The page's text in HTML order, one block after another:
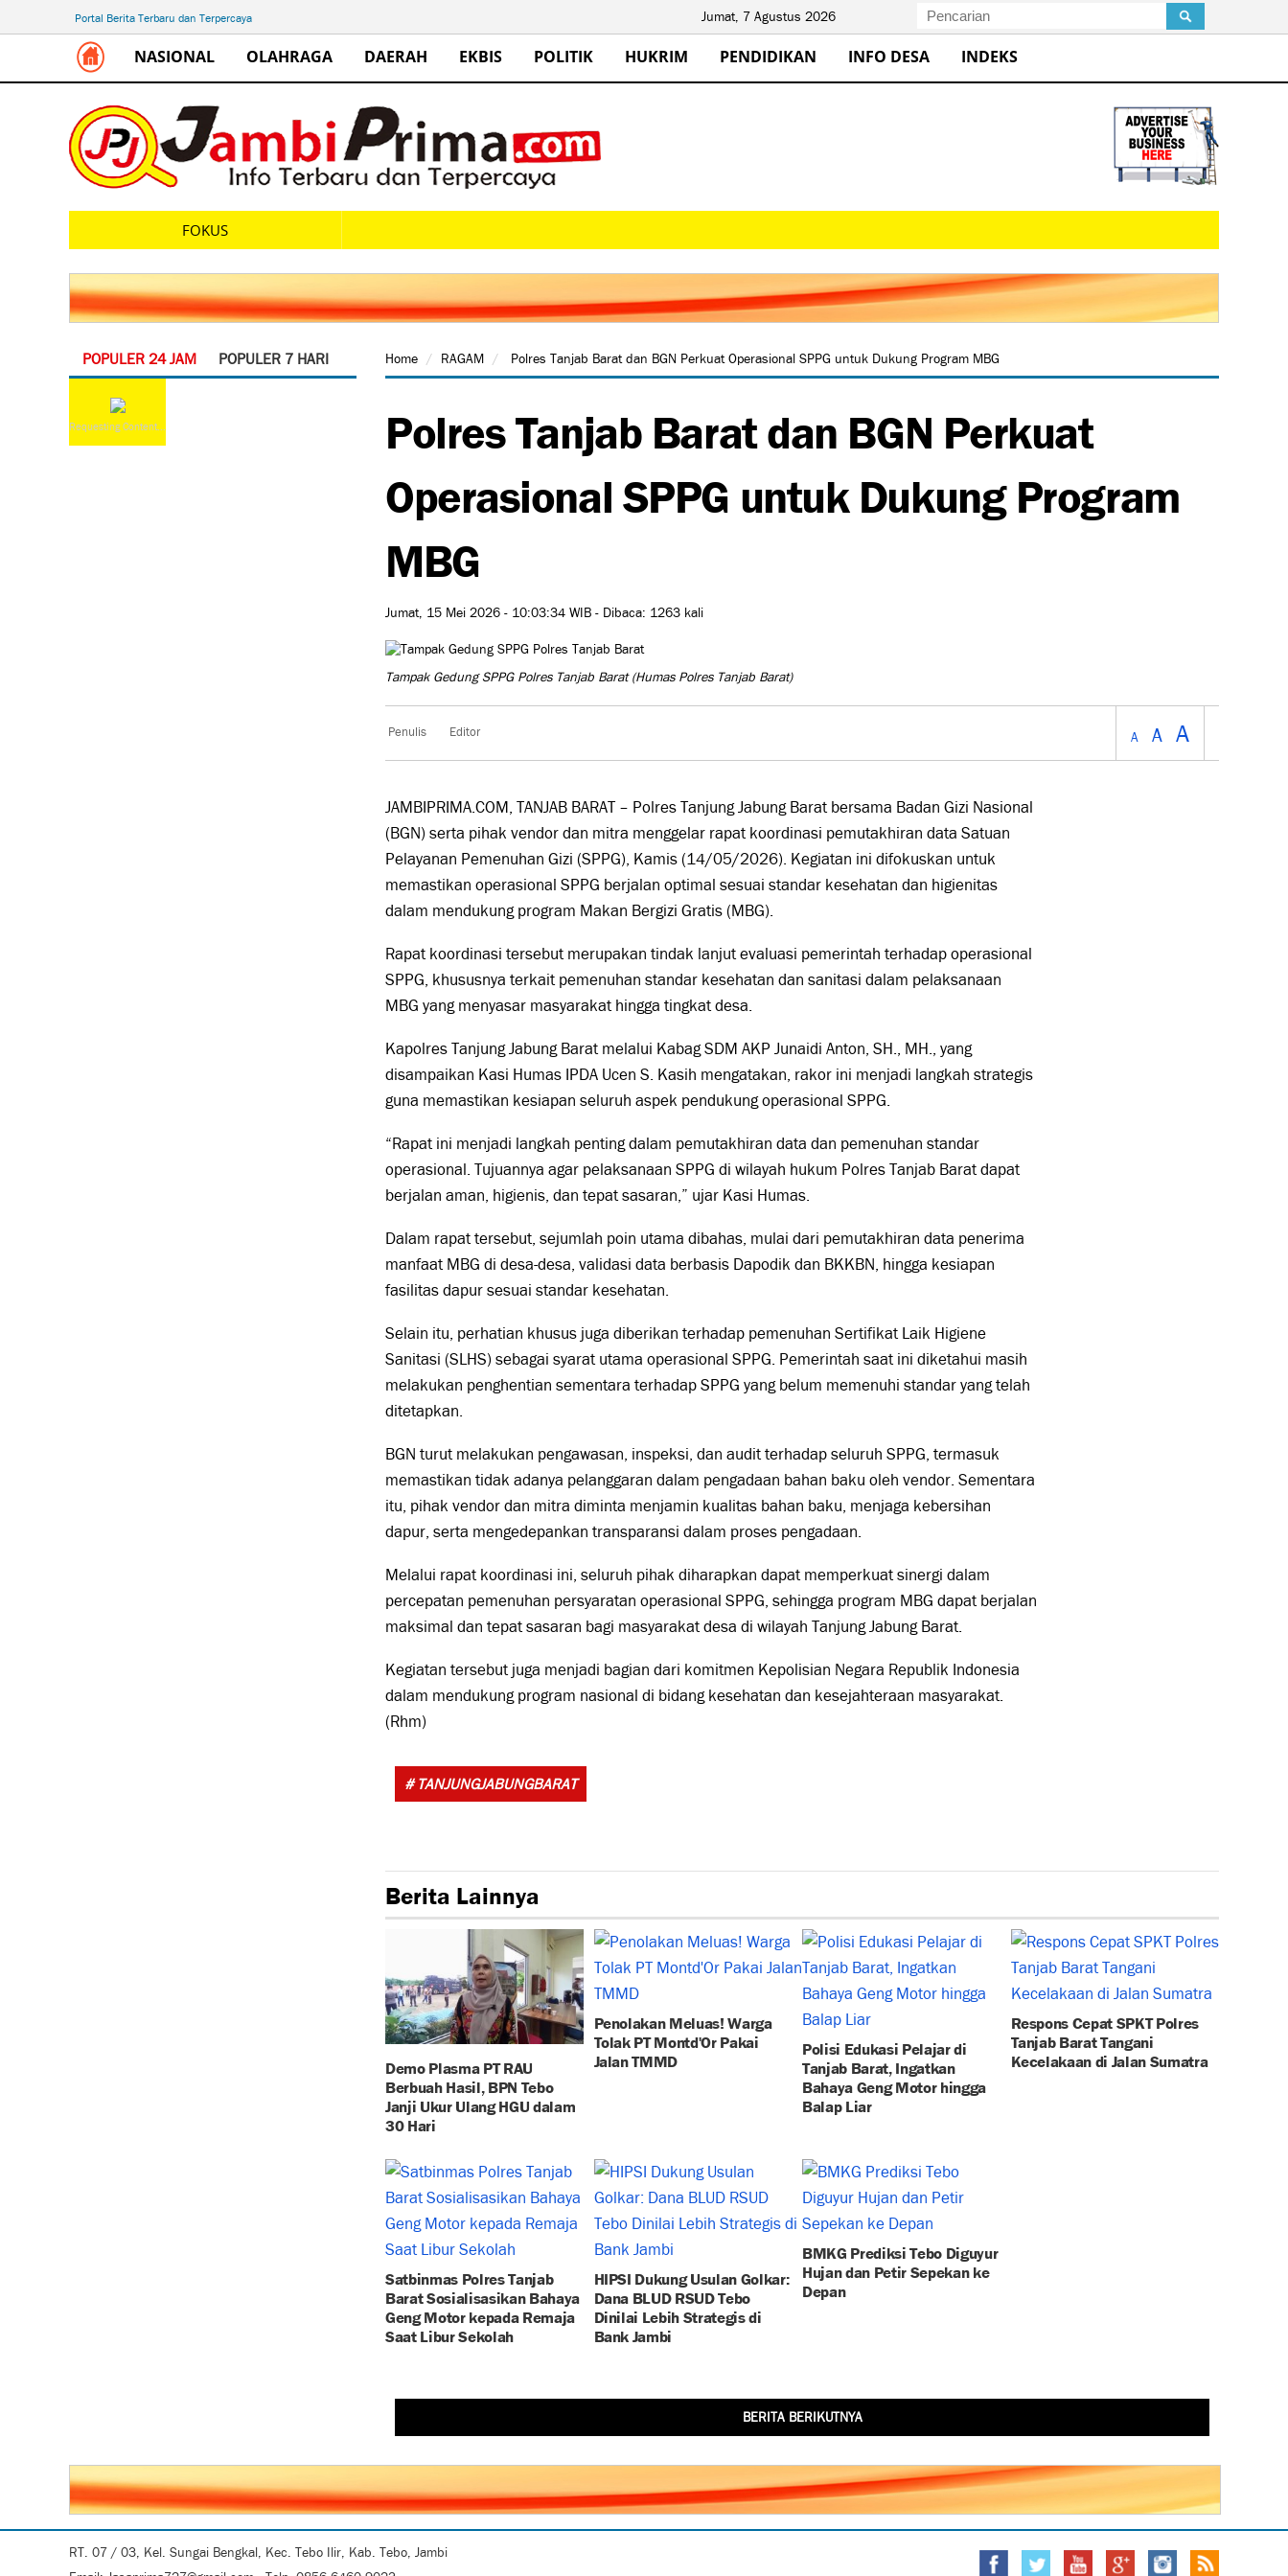
Portal Berita Terbaru dan Terpercaya Jumat, 7 Agustus 2026
NASIONAL OLAHRAGA DAERAH EKBIS POLITIK HUKRIM PENDIDIKAN INFO DESA INDEKS
FOKUS
POPULER 24 JAM POPULER 7 HARI
Requesting Content...
Home RAGAM Polres Tanjab Barat dan BGN Perkuat Operasional SPPG untuk Dukung Program MBG
Polres Tanjab Barat dan BGN Perkuat
Operasional SPPG untuk Dukung Program
MBG
Jumat, 15 Mei 2026 - 10:03:34 WIB - Dibaca: 1263 kali
Tampak Gedung SPPG Polres Tanjab Barat(Humas Polres Tanjab Barat)
Penulis Editor A A A
JAMBIPRIMA.COM, TANJAB BARAT – Polres Tanjung Jabung Barat bersama Badan Gizi Nasional
(BGN) serta pihak vendor dan mitra menggelar rapat koordinasi pemutakhiran data Satuan
Pelayanan Pemenuhan Gizi (SPPG), Kamis (14/05/2026). Kegiatan ini difokuskan untuk
memastikan operasional SPPG berjalan optimal sesuai standar kesehatan dan higienitas
dalam mendukung program Makan Bergizi Gratis (MBG).
Rapat koordinasi tersebut merupakan tindak lanjut evaluasi pemerintah terhadap operasional
SPPG, khususnya terkait pemenuhan standar kesehatan dan sanitasi dalam pelaksanaan
MBG yang menyasar masyarakat hingga tingkat desa.
Kapolres Tanjung Jabung Barat melalui Kabag SDM AKP Junaidi Anton, SH., MH., yang
disampaikan Kasi Humas IPDA Ucen S. Kasih mengatakan, rakor ini menjadi langkah strategis
guna memastikan kesiapan seluruh aspek pendukung operasional SPPG.
“Rapat ini menjadi langkah penting dalam pemutakhiran data dan pemenuhan standar
operasional. Tujuannya agar pelaksanaan SPPG di wilayah hukum Polres Tanjab Barat dapat
berjalan aman, higienis, dan tepat sasaran,” ujar Kasi Humas.
Dalam rapat tersebut, sejumlah poin utama dibahas, mulai dari pemutakhiran data penerima
manfaat MBG di desa-desa, validasi data berbasis Dapodik dan BKKBN, hingga kesiapan
fasilitas dapur sesuai standar kesehatan.
Selain itu, perhatian khusus juga diberikan terhadap pemenuhan Sertifikat Laik Higiene
Sanitasi (SLHS) sebagai syarat utama operasional SPPG. Pemerintah saat ini diketahui masih
melakukan penghentian sementara terhadap SPPG yang belum memenuhi standar yang telah
ditetapkan.
BGN turut melakukan pengawasan, inspeksi, dan audit terhadap seluruh SPPG, termasuk
memastikan tidak adanya pelanggaran dalam pengadaan bahan baku oleh vendor. Sementara
itu, pihak vendor dan mitra diminta menjamin kualitas bahan baku, menjaga kebersihan
dapur, serta mengedepankan transparansi dalam proses pengadaan.
Melalui rapat koordinasi ini, seluruh pihak diharapkan dapat memperkuat sinergi dalam
percepatan pemenuhan persyaratan operasional SPPG, sehingga program MBG dapat berjalan
maksimal dan tepat sasaran bagi masyarakat desa di wilayah Tanjung Jabung Barat.
Kegiatan tersebut juga menjadi bagian dari komitmen Kepolisian Negara Republik Indonesia
dalam mendukung program nasional di bidang kesehatan dan kesejahteraan masyarakat.
(Rhm)
# TANJUNGJABUNGBARAT
Berita Lainnya
Demo Plasma PT RAU
Berbuah Hasil, BPN Tebo
Janji Ukur Ulang HGU dalam
30 Hari
Penolakan Meluas! Warga
Tolak PT Montd'Or Pakai
Jalan TMMD
Polisi Edukasi Pelajar di
Tanjab Barat, Ingatkan
Bahaya Geng Motor hingga
Balap Liar
Respons Cepat SPKT Polres
Tanjab Barat Tangani
Kecelakaan di Jalan Sumatra
Satbinmas Polres Tanjab
Barat Sosialisasikan Bahaya
Geng Motor kepada Remaja
Saat Libur Sekolah
HIPSI Dukung Usulan Golkar:
Dana BLUD RSUD Tebo
Dinilai Lebih Strategis di
Bank Jambi
BMKG Prediksi Tebo Diguyur
Hujan dan Petir Sepekan ke
Depan
BERITA BERIKUTNYA
RT. 07 / 03, Kel. Sungai Bengkal, Kec. Tebo Ilir, Kab. Tebo, Jambi